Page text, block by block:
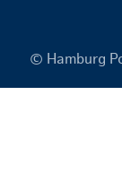
© Hamburg